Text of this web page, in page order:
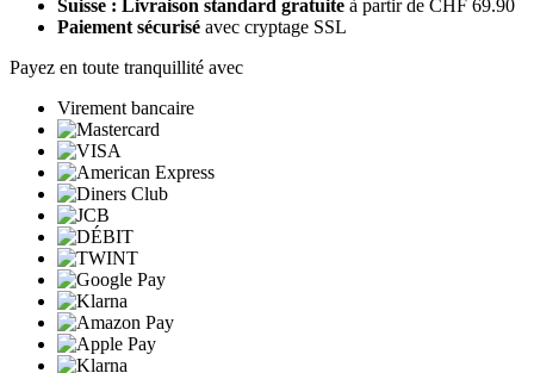
Suisse : Livraison standard gratuite à partir de CHF 69.90
Paiement sécurisé avec cryptage SSL
Payez en toute tranquillité avec
Virement bancaire